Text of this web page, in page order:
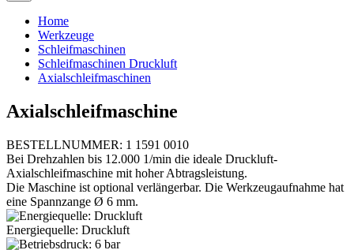
Home
Werkzeuge
Schleifmaschinen
Schleifmaschinen Druckluft
Axialschleifmaschinen
Axialschleifmaschine
BESTELLNUMMER: 1 1591 0010
Bei Drehzahlen bis 12.000 1/min die ideale Druckluft-
Axialschleifmaschine mit hoher Abtragsleistung.
Die Maschine ist optional verlängerbar. Die Werkzeugaufnahme hat
eine Spannzange Ø 6 mm.
Energiequelle: Druckluft